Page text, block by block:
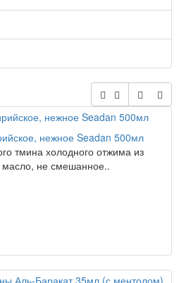
нежное Seadan 500мл
тмина холодного отжима из
не смешанное..